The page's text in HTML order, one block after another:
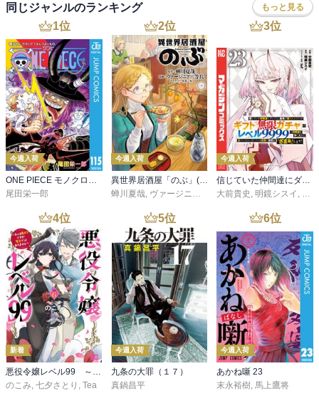
同じジャンルのランキング もっと見る
1位
今週入荷
尾田栄一郎
2位
今週入荷
蝉川夏哉 ヴァージニア二等兵 ,転
3位
今週入荷
大前貴史 明鏡シスイ
4位
新着
悪役令嬢レベル99 ～私は裏ボスですが魔王ではありません～ その６
のこみ, 七夕さとり , Tea
5位
今週入荷
九条の大罪（１７）
真鍋昌平
6位
今週入荷
あかね噺 23
末永裕樹, 馬上鷹将